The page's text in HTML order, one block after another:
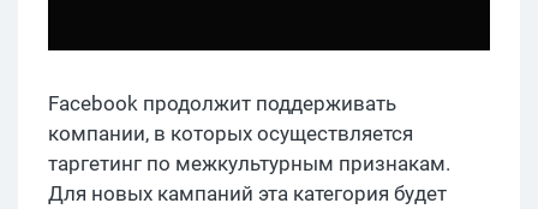
Facebook продолжит поддерживать
компании, в которых осуществляется
таргетинг по межкультурным признакам.
Для новых кампаний эта категория будет